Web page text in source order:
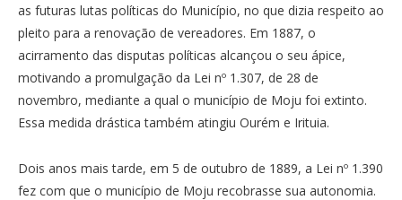
as futuras lutas políticas do Município, no que dizia respeito ao
pleito para a renovação de vereadores. Em 1887, o
acirramento das disputas políticas alcançou o seu ápice,
motivando a promulgação da Lei nº 1.307, de 28 de
novembro, mediante a qual o município de Moju foi extinto.
Essa medida drástica também atingiu Ourém e Irituia.
Dois anos mais tarde, em 5 de outubro de 1889, a Lei nº 1.390
fez com que o município de Moju recobrasse sua autonomia.